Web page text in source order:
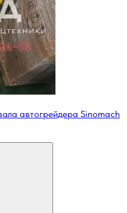
автогрейдера Sinomach